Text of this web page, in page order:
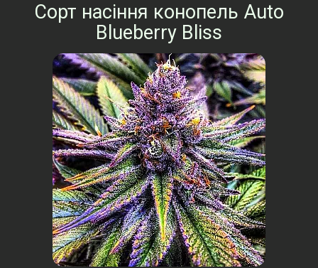
Сорт насіння конопель Auto
Blueberry Bliss